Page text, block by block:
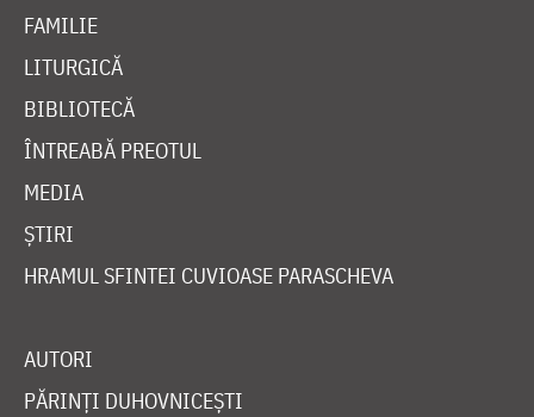
FAMILIE
LITURGICĂ
BIBLIOTECĂ
ÎNTREABĂ PREOTUL
MEDIA
ȘTIRI
HRAMUL SFINTEI CUVIOASE PARASCHEVA
AUTORI
PĂRINȚI DUHOVNICEȘTI